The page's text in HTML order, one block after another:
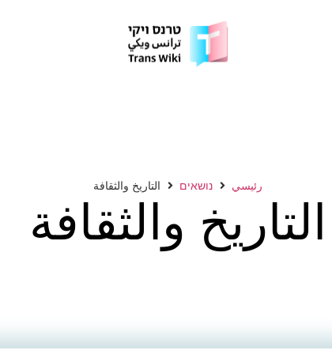
رئيسي נושאים التاريخ والثقافة
التاريخ والثقافة